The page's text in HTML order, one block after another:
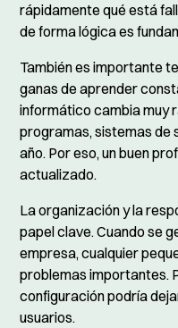
rápidamente qué está
de forma lógica es
También es importante
ganas de aprender
informático cambia muy
programas, sistemas de
año. Por eso, un buen
actualizado.
La organización y la
papel clave. Cuando se
empresa, cualquier
problemas importantes.
configuración podría
usuarios.